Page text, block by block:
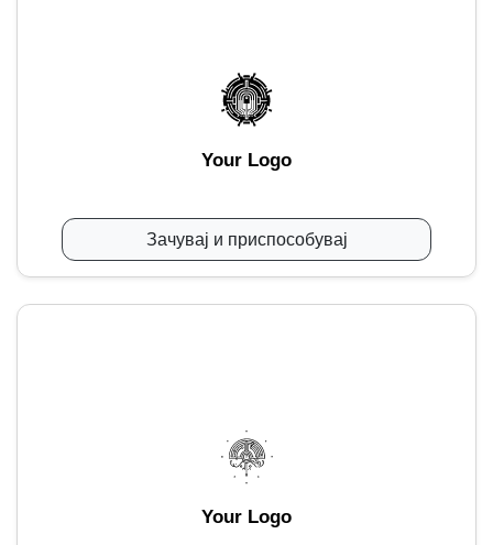
Your Logo
Зачувај и приспособувај
Your Logo